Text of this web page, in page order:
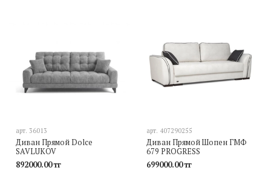
арт. 36013
Диван Прямой Dolce
SAVLUKOV
892000.00 тг
арт. 407290255
Диван Прямой Шопен ГМФ
679 PROGRESS
699000.00 тг